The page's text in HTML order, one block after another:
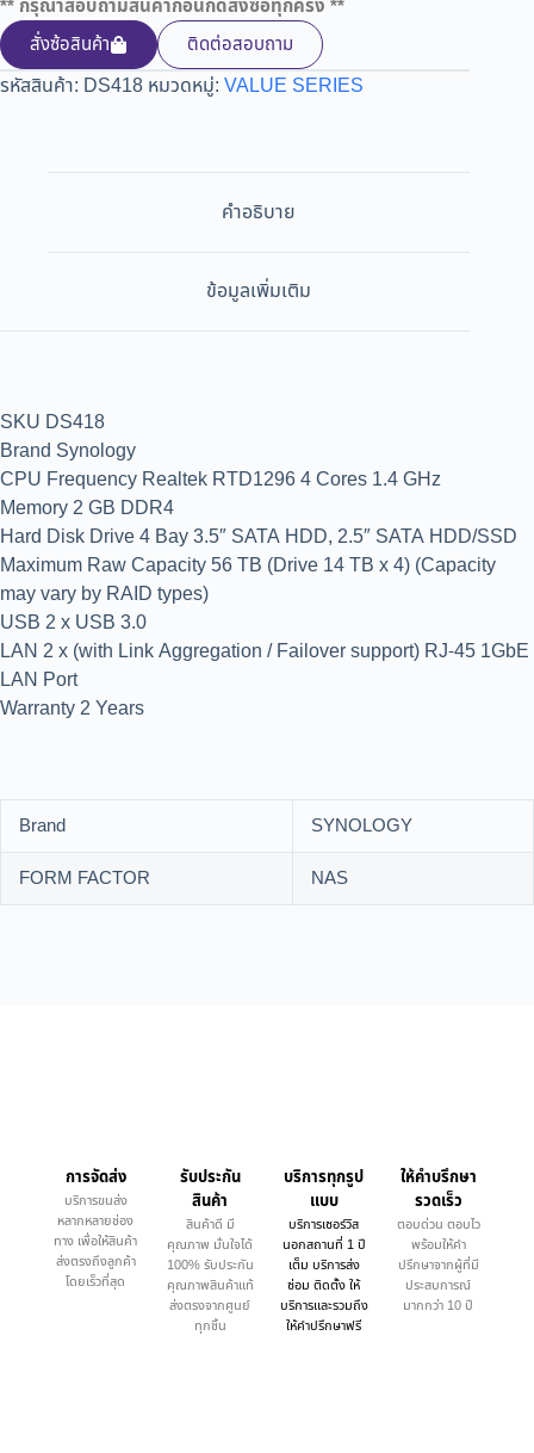
** กรุณาสอบถามสินค้าก่อนกดสั่งซื้อทุกครั้ง **
สั่งซ้อสินค้า
ติดต่อสอบถาม
รหัสสินค้า: DS418 หมวดหมู่: VALUE SERIES
คำอธิบาย
ข้อมูลเพิ่มเติม
SKU DS418
Brand Synology
CPU Frequency Realtek RTD1296 4 Cores 1.4 GHz
Memory 2 GB DDR4
Hard Disk Drive 4 Bay 3.5″ SATA HDD, 2.5″ SATA HDD/SSD
Maximum Raw Capacity 56 TB (Drive 14 TB x 4) (Capacity
may vary by RAID types)
USB 2 x USB 3.0
LAN 2 x (with Link Aggregation / Failover support) RJ-45 1GbE
LAN Port
Warranty 2 Years
Brand
SYNOLOGY
FORM FACTOR
NAS
การจัดส่ง
บริการขนส่ง
หลากหลายช่อง
ทาง เพื่อให้สินค้า
ส่งตรงถึงลูกค้า
โดยเร็วที่สุด
รับประกัน
สินค้า
สินค้าดี มี
คุณภาพ มั่นใจได้
100% รับประกัน
คุณภาพสินค้าแท้
ส่งตรงจากศูนย์
ทุกชิ้น
บริการทุกรูป
แบบ
บริการเซอร์วิส
นอกสถานที่ 1 ปี
เต็ม บริการส่ง
ซ่อม ติดตั้ง ให้
บริการและรวมถึง
ให้คำปรึกษาฟรี
ให้คำบรึกษา
รวดเร็ว
ตอบด่วน ตอบไว
พร้อมให้คำ
ปรึกษาจากผู้ที่มี
ประสบการณ์
มากกว่า 10 ปี